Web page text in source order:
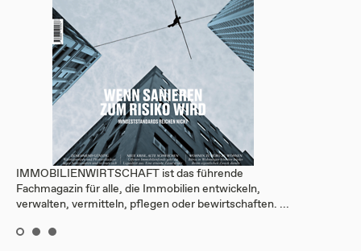
IMMOBILIENWIRTSCHAFT ist das führende
Fachmagazin für alle, die Immobilien entwickeln,
verwalten, vermitteln, pflegen oder bewirtschaften. ...